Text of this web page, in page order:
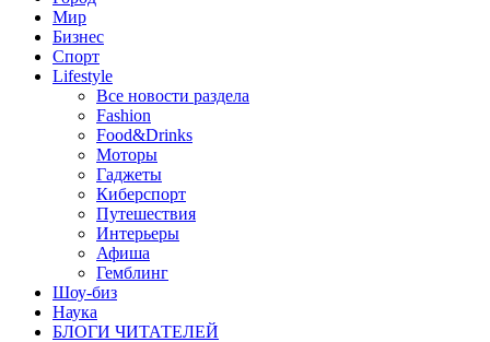
Мир
Бизнес
Спорт
Lifestyle
Все новости раздела
Fashion
Food&Drinks
Моторы
Гаджеты
Киберспорт
Путешествия
Интерьеры
Афиша
Гемблинг
Шоу-биз
Наука
БЛОГИ ЧИТАТЕЛЕЙ